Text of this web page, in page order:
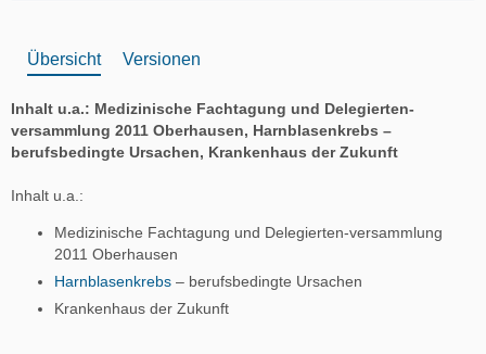
Übersicht Versionen
Inhalt u.a.: Medizinische Fachtagung und Delegierten-
versammlung 2011 Oberhausen, Harnblasenkrebs –
berufsbedingte Ursachen, Krankenhaus der Zukunft
Inhalt u.a.:
Medizinische Fachtagung und Delegierten-versammlung
2011 Oberhausen
Harnblasenkrebs – berufsbedingte Ursachen
Krankenhaus der Zukunft